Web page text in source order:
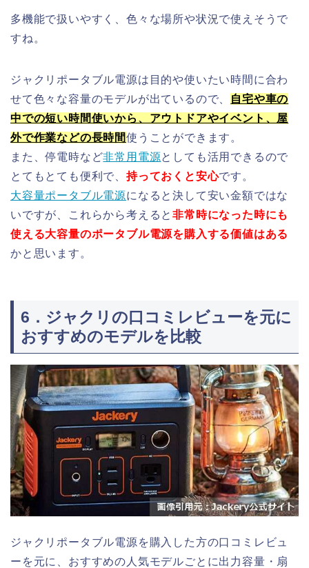
多機能で扱いやすく、色々な場所や状況で使えそうで
すね。
ジャクリポータブル電源は目的や使いたい時間に合わ
せて色々な容量のモデルが出ているので、
自宅や車の
中での短い時間使いから、アウトドアやイベント、屋
外で作業などの長時間使うことができます。
また、停電時など非常用電源としても活用できるので
とてもとても便利で、 持っておくと安心です。
大容量ポータブル電源になると決して安い金額ではな
いですが、これらから考えると非常時になった時にも
使える大容量のポータブル電源を購入する価値はある
かと思います。
6．ジャクリの口コミレビューを元に
おすすめのモデルを比較
ジャクリポータブル電源を購入した方の口コミレビュ
ーを元に、おすすめの人気モデルごとに出力容量・扇